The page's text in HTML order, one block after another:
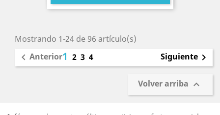
Mostrando 1-24 de 96 artículo(s)
 Anterior1 2 3 4 Siguiente 
Volver arriba 